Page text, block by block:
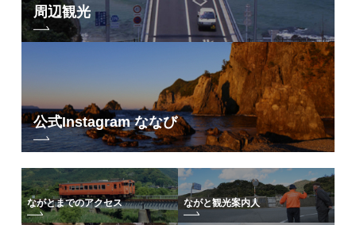
周辺観光
公式Instagram ななび
ながとまでのアクセス ながと観光案内人